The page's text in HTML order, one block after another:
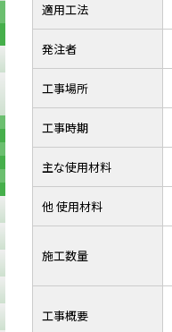
適用工法
発注者
工事場所
工事時期
主な使用材料
他 使用材料
施工数量
工事概要